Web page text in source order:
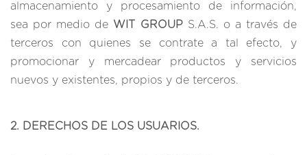
almacenamiento y procesamiento de información,
sea por medio de WIT GROUPS.A.S. o a través de
terceros con quienes se contrate a tal efecto, y
promocionar y mercadear productos y servicios
nuevos y existentes, propios y de terceros.
2. DERECHOS DE LOS USUARIOS.